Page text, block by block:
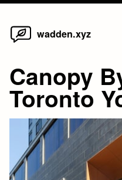
Skip
wadden.xyz
Canopy
Toronto